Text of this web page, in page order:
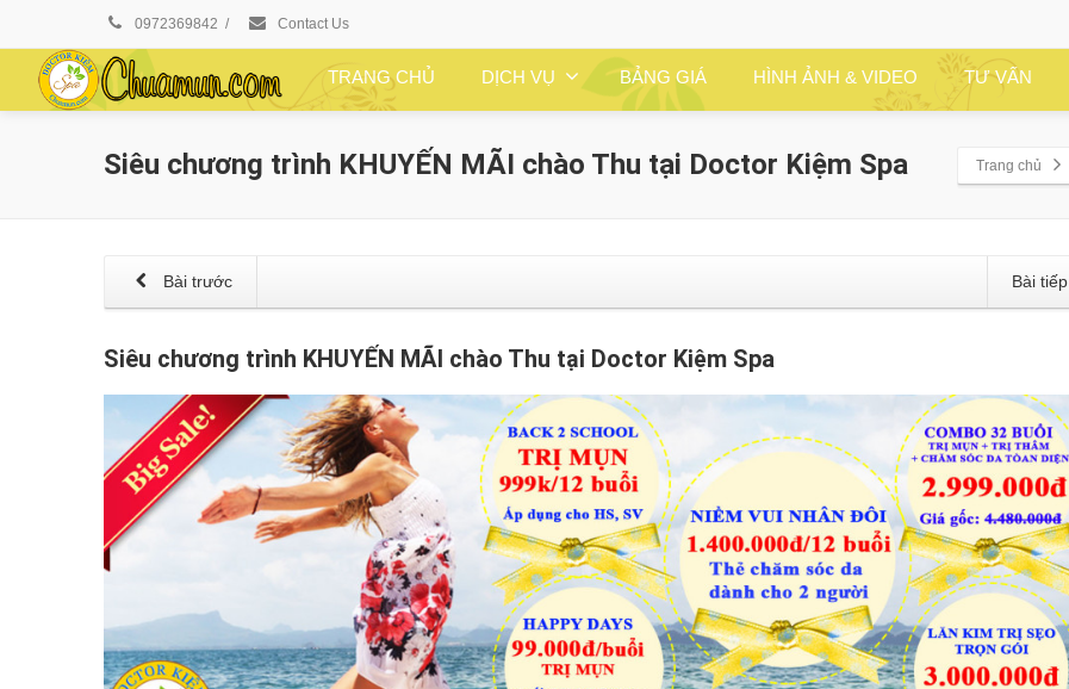
0972369842 / Contact Us
TRANG CHỦ DỊCH VỤ BẢNG GIÁ HÌNH ẢNH & VIDEO TƯ VẤN
Siêu chương trình KHUYẾN MÃI chào Thu tại Doctor Kiệm Spa Trang chủ
Bài tiếp
Bài trước
Siêu chương trình KHUYẾN MÃI chào Thu tại Doctor Kiệm Spa